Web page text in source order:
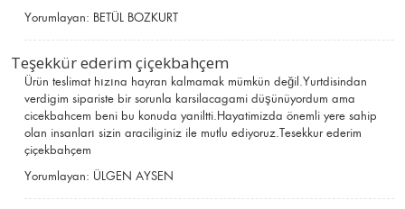
Yorumlayan: BETÜL BOZKURT
Teşekkür ederim çiçekbahçem
Ürün teslimat hızına hayran kalmamak mümkün değil.Yurtdisindan
verdigim sipariste bir sorunla karsilacagami düşünüyordum ama
cicekbahcem beni bu konuda yaniltti.Hayatimizda önemli yere sahip
olan insanları sizin araciliginiz ile mutlu ediyoruz.Tesekkur ederim
çiçekbahçem
Yorumlayan: ÜLGEN AYSEN